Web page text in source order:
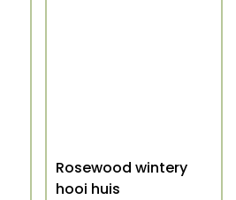
Rosewood wintery
hooi huis